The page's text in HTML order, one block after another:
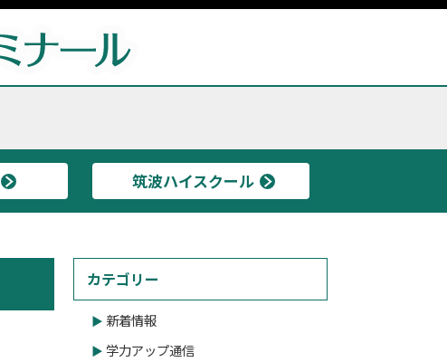
筑波ハイスクール
カテゴリー
新着情報
学力アップ通信